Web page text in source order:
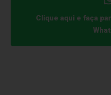
Clique aqui e faça